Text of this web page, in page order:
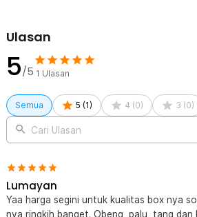
Ulasan
5/5 1 Ulasan
Semua 5 (1 ) 4 (0) 3 (0)
Cari Ulasan
Lumayan
Yaa harga segini untuk kualitas box nya
nya ringkih banget. Obeng, palu, tang dan